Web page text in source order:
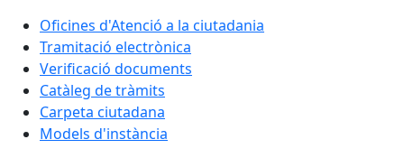
Oficines d'Atenció a la ciutadania
Tramitació electrònica
Verificació documents
Catàleg de tràmits
Carpeta ciutadana
Models d'instància